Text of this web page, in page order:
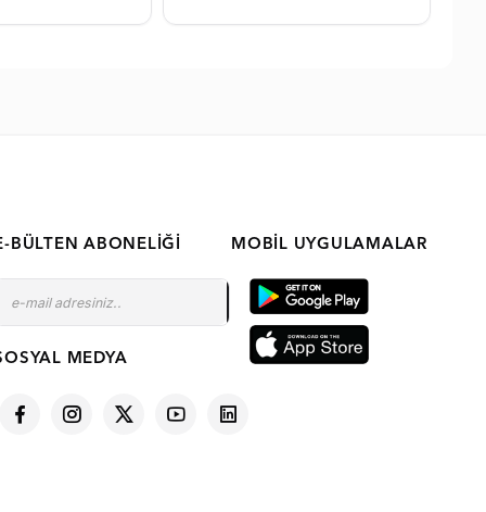
BÜLTEN ABONELIĞI
MEDYA
MOBIL UYGULAMALAR